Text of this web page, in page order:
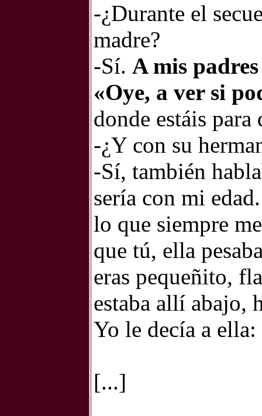
-¿Durante el
madre?
-Sí. A mis
«Oye, a ver si
donde estáis
-¿Y con su
-Sí, también
sería con mi
lo que siempre
que tú, ella
eras pequeñito,
estaba allí abajo,
Yo le decía a
[...]